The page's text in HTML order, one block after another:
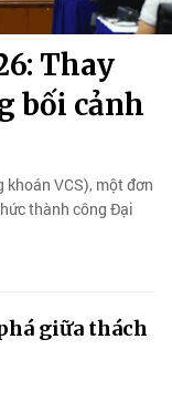
Thay
bối cảnh
VCS), một đơn
thành công Đại
giữa thách